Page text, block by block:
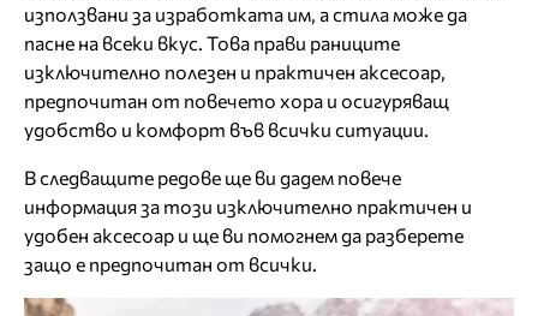
използвани за изработката им, а стила може да
пасне на всеки вкус. Това прави раниците
изключително полезен и практичен аксесоар,
предпочитан от повечето хора и осигуряващ
удобство и комфорт във всички ситуации.
В следващите редове ще ви дадем повече
информация за този изключително практичен и
удобен аксесоар и ще ви помогнем да разберете
защо е предпочитан от всички.